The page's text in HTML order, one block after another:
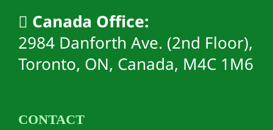
Canada Office:
2984 Danforth Ave. (2nd Floor),
Toronto, ON, Canada, M4C 1M6
CONTACT